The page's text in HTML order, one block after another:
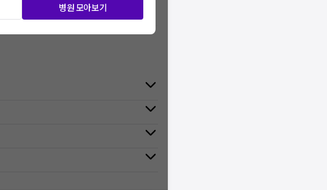
병원 모아보기